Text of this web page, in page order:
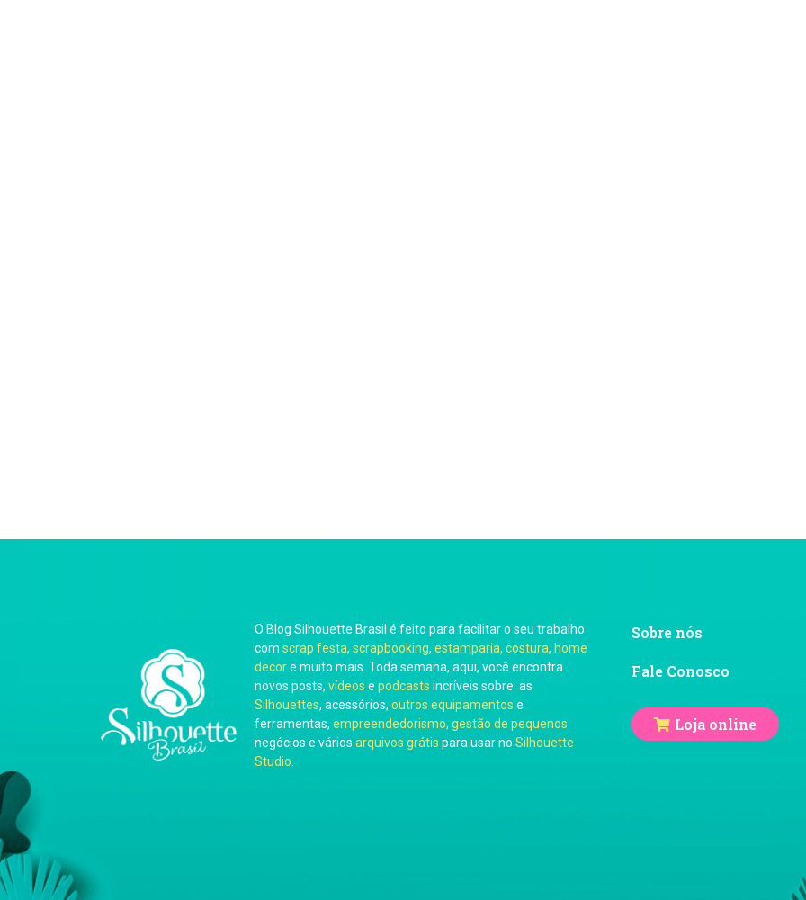
O Blog Silhouette Brasil é feito para facilitar o seu trabalho
com scrap festa, scrapbooking, estamparia, costura, home
decore muito mais. Toda semana, aqui, você encontra
novos posts, vídeos e podcasts incríveis sobre: as
Silhouettes, acessórios, outros equipamentos e
ferramentas, empreendedorismo, gestão de pequenos
negócios e vários arquivos grátis para usar no Silhouette
Studio
Sobre nós
Fale Conosco
Loja online